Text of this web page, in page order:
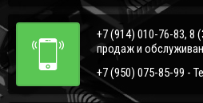
+7 (914) 010-76-83, 8
продаж и
+7 (950) 075-85-99 -